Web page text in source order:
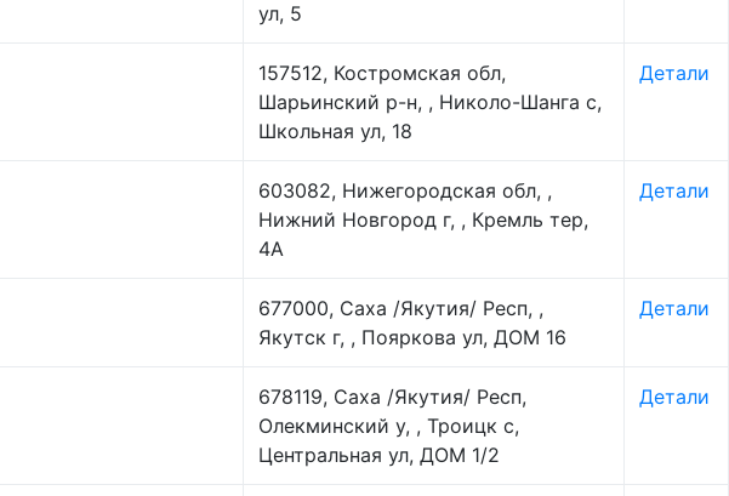
ул, 5
157512, Костромская обл,
Шарьинский р-н, , Николо-Шанга с,
Школьная ул, 18
Детали
603082, Нижегородская обл, ,
Нижний Новгород г, , Кремль тер,
4А
Детали
677000, Саха /Якутия/ Респ, ,
Якутск г, , Пояркова ул, ДОМ 16
Детали
678119, Саха /Якутия/ Респ,
Олекминский у, , Троицк с,
Центральная ул, ДОМ 1/2
Детали